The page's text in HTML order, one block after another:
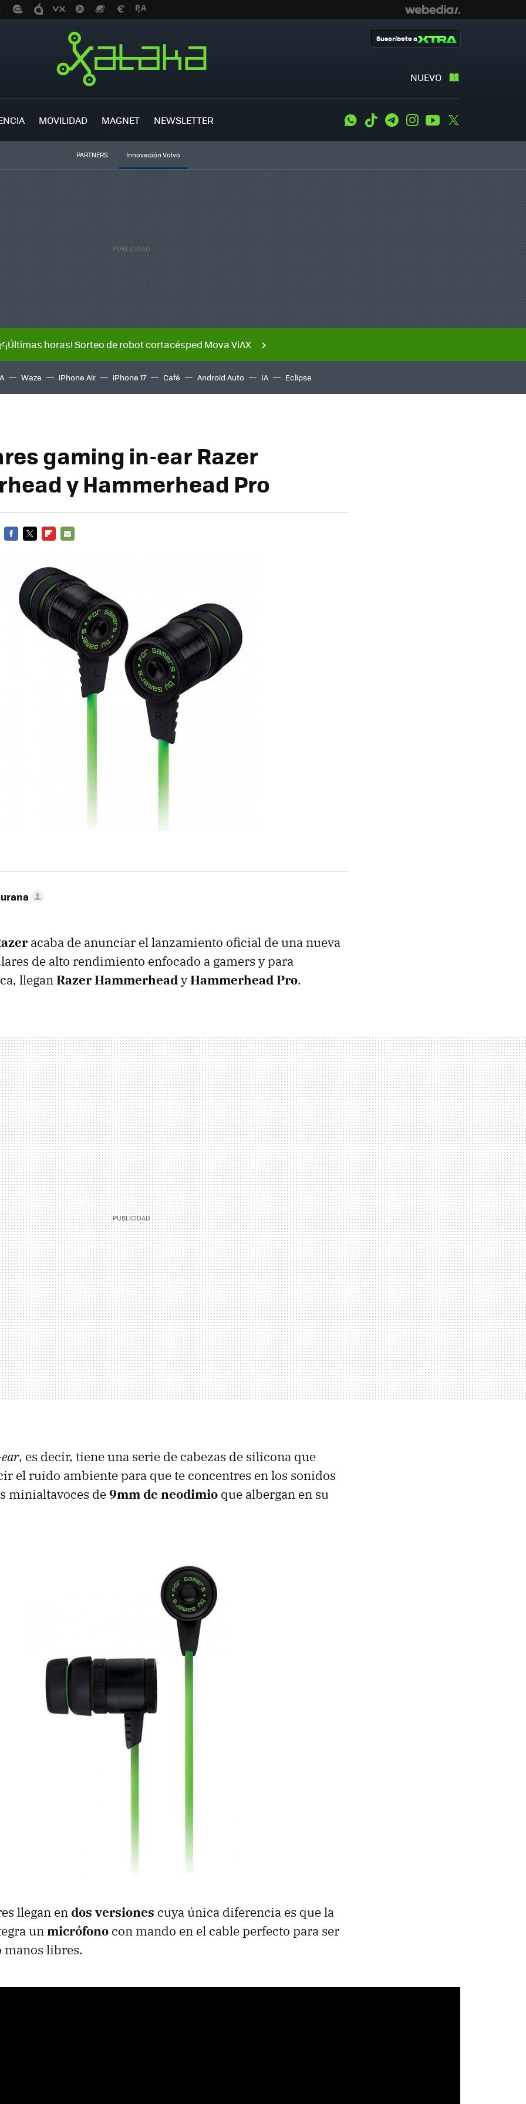
NUEVO
Suscríbete a
MOVILIDAD MAGNET NEWSLETTER WhatsApp
Tiktok TelegramInstagramYoutube
PARTNERS Innovación Volvo
horas! Sorteo de robot cortacésped Mova ViAX
Waze iPhone Air iPhone 17 Café Android Auto IA Eclipse
gaming in-ear Razer
y Hammerhead Pro
acaba de anunciar el lanzamiento oficial de una nueva
de alto rendimiento enfocado a gamers y para
lleganRazer HammerheadyHammerhead Pro.
, es decir, tiene una serie de cabezas de silicona que
el ruido ambiente para que te concentres en los sonidos
minialtavoces de9mm de neodimio que albergan en su
llegan endos versiones cuya única diferencia es que la
unmicrófono con mando en el cable perfecto para ser
libres.